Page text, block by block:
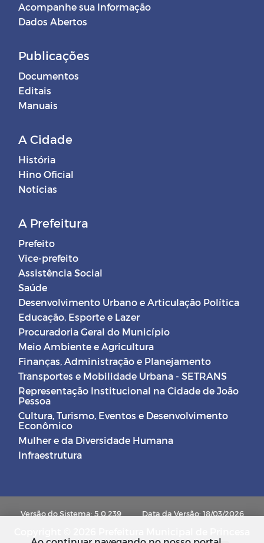
Acompanhe sua Informação
Dados Abertos
Publicações
Documentos
Editais
Manuais
A Cidade
História
Hino Oficial
Notícias
A Prefeitura
Prefeito
Vice-prefeito
Assistência Social
Saúde
Desenvolvimento Urbano e Articulação Política
Educação, Esporte e Lazer
Procuradoria Geral do Município
Meio Ambiente e Agricultura
Finanças, Administração e Planejamento
Transportes e Mobilidade Urbana - SETRANS
Representação Institucional na Cidade de João
Pessoa
Cultura, Turismo, Eventos e Desenvolvimento
Econômico
Mulher e da Diversidade Humana
Infraestrutura
Versão do Sistema: 5.0.239 Data da Versão: 18/03/2026